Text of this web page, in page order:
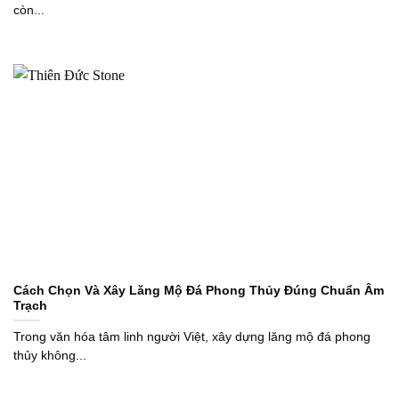
còn...
Cách Chọn Và Xây Lăng Mộ Đá Phong Thủy Đúng Chuẩn Âm
Trạch
Trong văn hóa tâm linh người Việt, xây dựng lăng mộ đá phong
thủy không...